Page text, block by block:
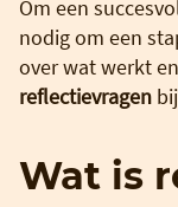
Om een
nodig om een
over wat werkt
reflectievragen
Wat is